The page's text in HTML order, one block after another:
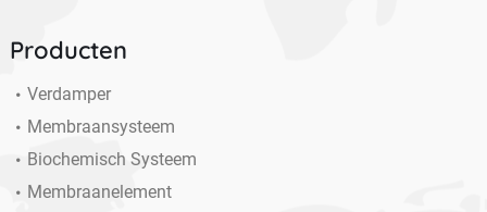
Producten
Verdamper
Membraansysteem
Biochemisch Systeem
Membraanelement